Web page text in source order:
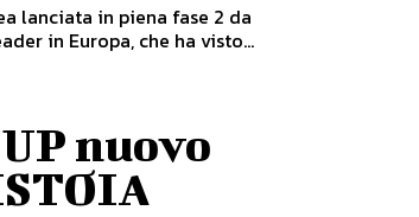
lanciata in piena fase 2 da
in Europa, che ha visto...
nuovo